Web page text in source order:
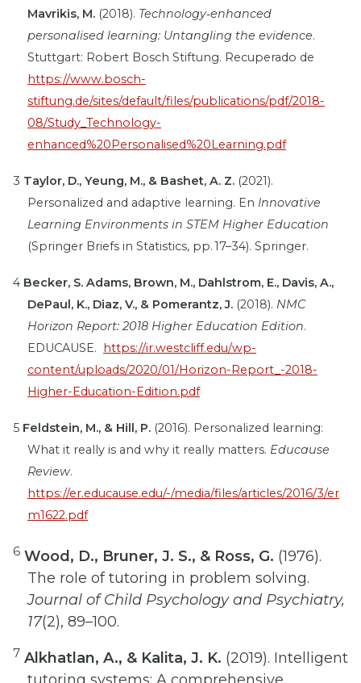
Mavrikis, M. (2018). Technology‑enhanced
personalised learning: Untangling the evidence.
Stuttgart: Robert Bosch Stiftung. Recuperado de
https://www.bosch-
stiftung.de/sites/default/files/publications/pdf/2018-
08/Study_Technology-
enhanced%20Personalised%20Learning.pdf
3 Taylor, D., Yeung, M., & Bashet, A. Z. (2021).
Personalized and adaptive learning. En Innovative
Learning Environments in STEM Higher Education
(Springer Briefs in Statistics, pp. 17–34). Springer.
4 Becker, S. Adams, Brown, M., Dahlstrom, E., Davis, A.,
DePaul, K., Diaz, V., & Pomerantz, J. (2018). NMC
Horizon Report: 2018 Higher Education Edition.
EDUCAUSE. https://ir.westcliff.edu/wp-
content/uploads/2020/01/Horizon-Report_-2018-
Higher-Education-Edition.pdf
5 Feldstein, M., & Hill, P. (2016). Personalized learning:
What it really is and why it really matters. Educause
Review.
https://er.educause.edu/-/media/files/articles/2016/3/er
m1622.pdf
6 Wood, D., Bruner, J. S., & Ross, G. (1976).
The role of tutoring in problem solving.
Journal of Child Psychology and Psychiatry,
17(2), 89–100.
7 Alkhatlan, A., & Kalita, J. K. (2019). Intelligent